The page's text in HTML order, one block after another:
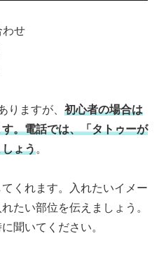
わせ
りますが、 初心者の場合は
。電話では、「タトゥーが
ょう。
くれます。入れたいイメー
たい部位を伝えましょう。
聞いてください。